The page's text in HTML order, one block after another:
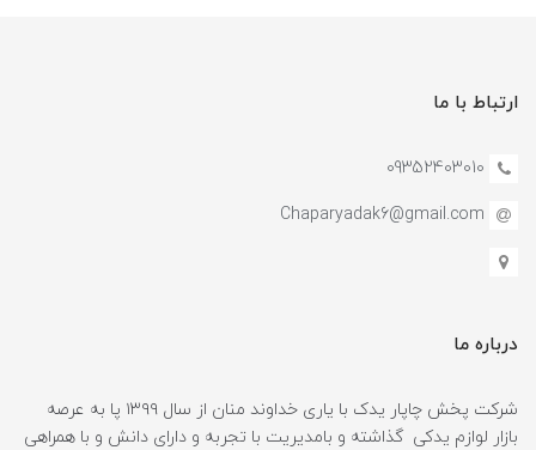
ارتباط با ما
09352403010
Chaparyadak6@gmail.com
درباره ما
شرکت پخش چاپار یدک با یاری خداوند منان از سال ۱۳۹۹ پا به عرصه
بازار لوازم یدکی گذاشته و بامدیریت با تجربه و دارای دانش و با همراهی